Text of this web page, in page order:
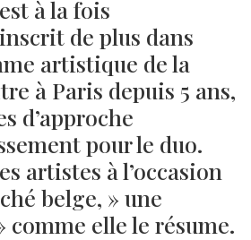
à la fois
de plus dans
artistique de la
à Paris depuis 5 ans,
d’approche
pour le duo.
artistes à l’occasion
belge, » une
comme elle le résume.
Kertész
Né un 1er juillet
Misonne